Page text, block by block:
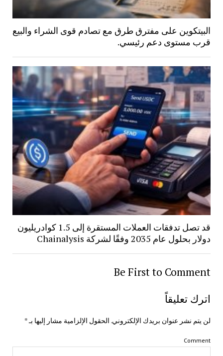
البيتكوين على مفترق طرق مع تصادم قوى الشراء والبيع
قرب مستوى دعم رئيسي.
قد تصل تدفقات العملات المستقرة إلى 1.5 كوادريليون
دولار بحلول عام 2035 وفقًا لشركة Chainalysis
Be First to Comment
اترك تعليقاً
لن يتم نشر عنوان بريدك الإلكتروني. الحقول الإلزامية مشار إليها بـ*
Comment